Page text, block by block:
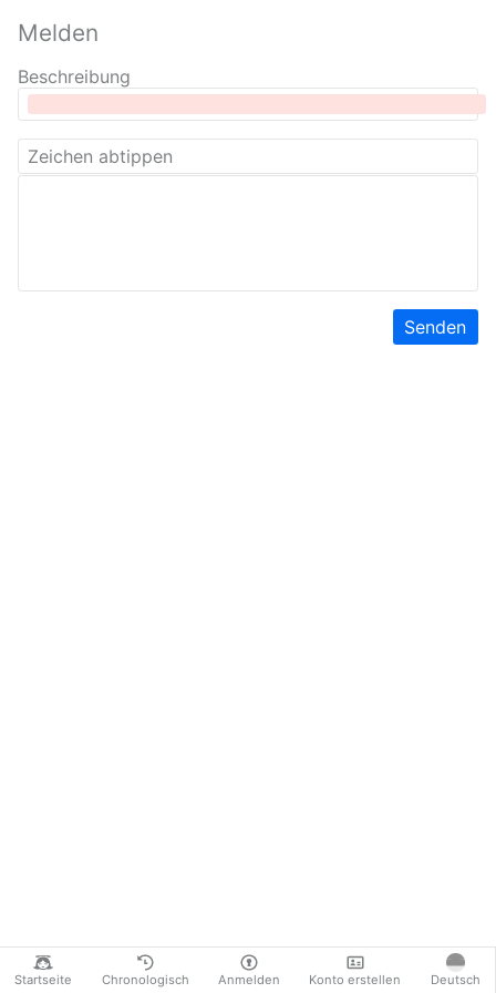
Startseite Chronologisch Anmelden Konto erstellen Deutsch
Melden
Beschreibung
Senden